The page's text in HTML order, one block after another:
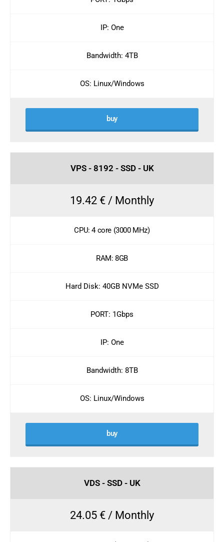
IP: One
Bandwidth: 4TB
OS: Linux/Windows
buy
VPS - 8192 - SSD - UK
19.42 € / Monthly
CPU: 4 core (3000 MHz)
RAM: 8GB
Hard Disk: 40GB NVMe SSD
PORT: 1Gbps
IP: One
Bandwidth: 8TB
OS: Linux/Windows
buy
VDS - SSD - UK
24.05 € / Monthly